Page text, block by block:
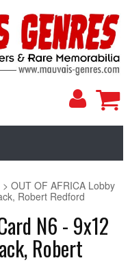
My
> OUT OF AFRICA Lobby
Robert Redford
N6 - 9x12
Robert